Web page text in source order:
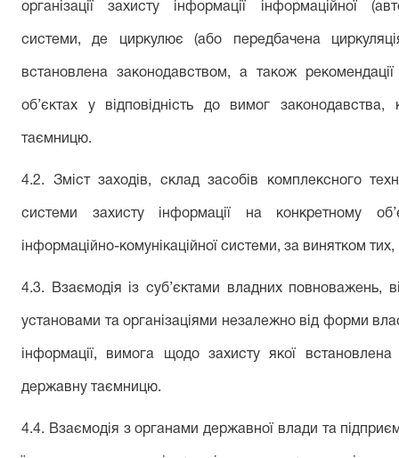
організації захисту інформації інформаційної
системи, де циркулює (або передбачена
встановлена законодавством, а також
об’єктах у відповідність до вимог
таємницю.
4.2. Зміст заходів, склад засобів комплексного
системи захисту інформації на конкретному
інформаційно-комунікаційної систем и , за винятком
4.3. Взаємоді я із суб’єктами владних повноважень,
установами та організаціями незалежно від форми
інформації, вимога щодо захисту якої
державну таємницю.
4.4. Взаємоді я з органами державної влади та